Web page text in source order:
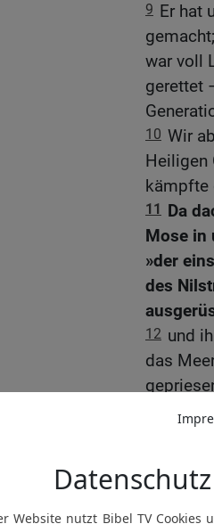
9 Er hat
war voll
gerettet
10 Wir
Heiligen
kämpfte
11
Da
Mose in
»der
des
12 und
das
Der
Wie
im
Geist